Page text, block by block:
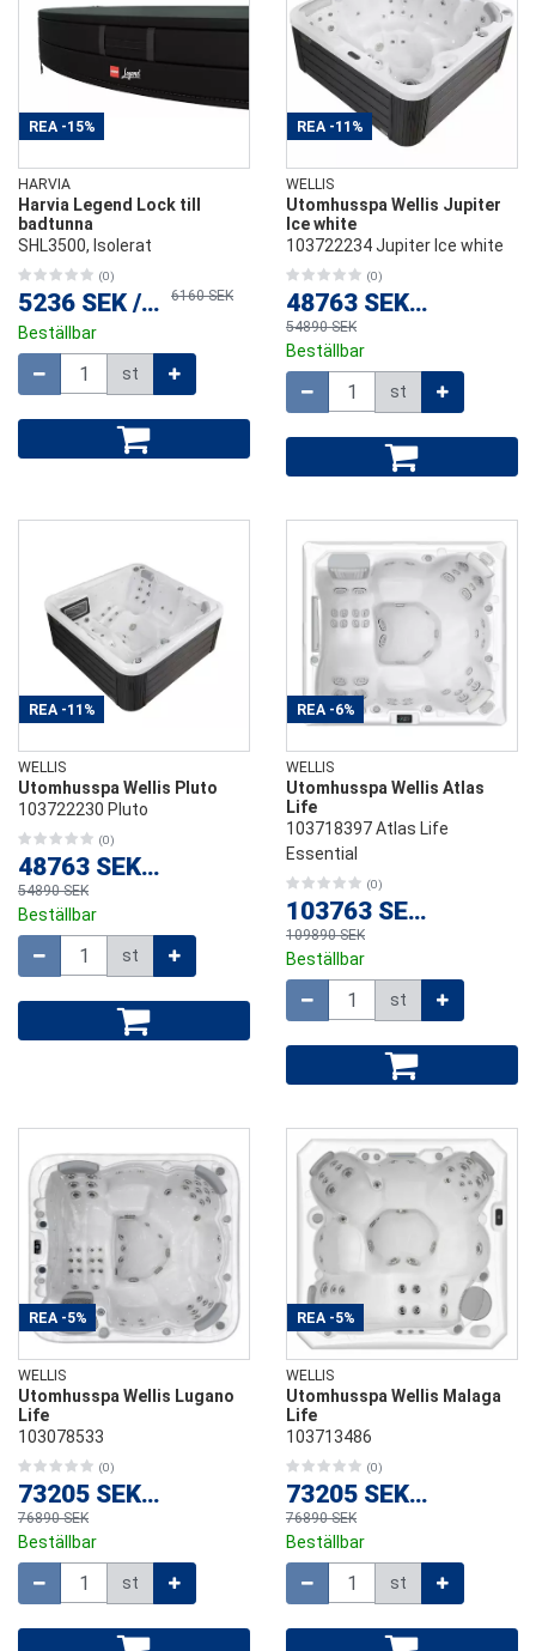
REA -15%
HARVIA
Harvia Legend Lock till
badtunna
SHL3500, Isolerat
(0)
5236 SEK / st6160 SEK
Beställbar
st
REA -11%
WELLIS
Utomhusspa Wellis Jupiter
Ice white
103722234 Jupiter Ice white
(0)
48763 SEK
/
54890 SEK
Beställbar
st
REA -11%
WELLIS
Utomhusspa Wellis Pluto
103722230 Pluto
(0)
48763 SEK
/
54890 SEK
Beställbar
st
REA -6%
WELLIS
Utomhusspa Wellis Atlas
Life
103718397 Atlas Life
Essential
(0)
103763 SEK
109890 SEK
Beställbar
st
REA -5%
WELLIS
Utomhusspa Wellis Lugano
Life
103078533
(0)
73205 SEK
/
76890 SEK
Beställbar
st
REA -5%
WELLIS
Utomhusspa Wellis Malaga
Life
103713486
(0)
73205 SEK
/
76890 SEK
Beställbar
st